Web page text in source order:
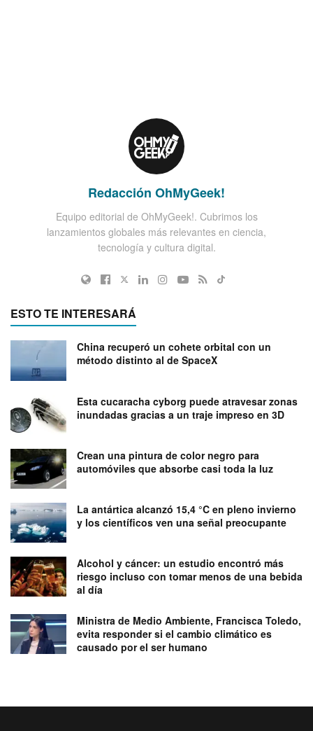
Redacción OhMyGeek!
Equipo editorial de OhMyGeek!. Cubrimos los
lanzamientos globales más relevantes en ciencia,
tecnología y cultura digital.
ESTO TE INTERESARÁ
China recuperó un cohete orbital con un
método distinto al de SpaceX
Esta cucaracha cyborg puede atravesar zonas
inundadas gracias a un traje impreso en 3D
Crean una pintura de color negro para
automóviles que absorbe casi toda la luz
La antártica alcanzó 15,4 °C en pleno invierno
y los científicos ven una señal preocupante
Alcohol y cáncer: un estudio encontró más
riesgo incluso con tomar menos de una bebida
al día
Ministra de Medio Ambiente, Francisca Toledo,
evita responder si el cambio climático es
causado por el ser humano